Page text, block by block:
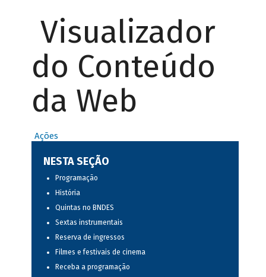
Visualizador
do Conteúdo
da Web
Ações
NESTA SEÇÃO
Programação
História
Quintas no BNDES
Sextas instrumentais
Reserva de ingressos
Filmes e festivais de cinema
Receba a programação